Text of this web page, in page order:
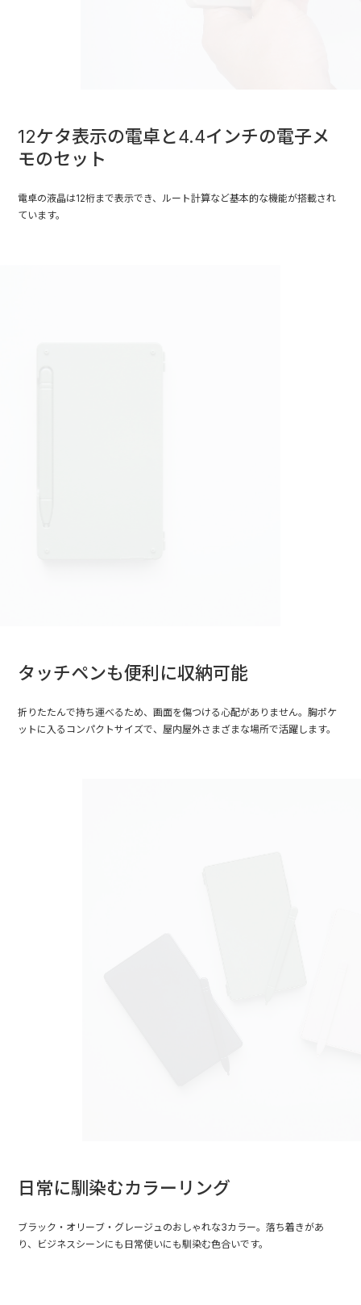
12ケタ表示の電卓と4.4インチの電子メ
モのセット
電卓の液晶は12桁まで表示でき、ルート計算など基本的な機能が搭載され
ています。
タッチペンも便利に収納可能
折りたたんで持ち運べるため、画面を傷つける心配がありません。胸ポケ
ットに入るコンパクトサイズで、屋内屋外さまざまな場所で活躍します。
日常に馴染むカラーリング
ブラック・オリーブ・グレージュのおしゃれな3カラー。落ち着きがあ
り、ビジネスシーンにも日常使いにも馴染む色合いです。